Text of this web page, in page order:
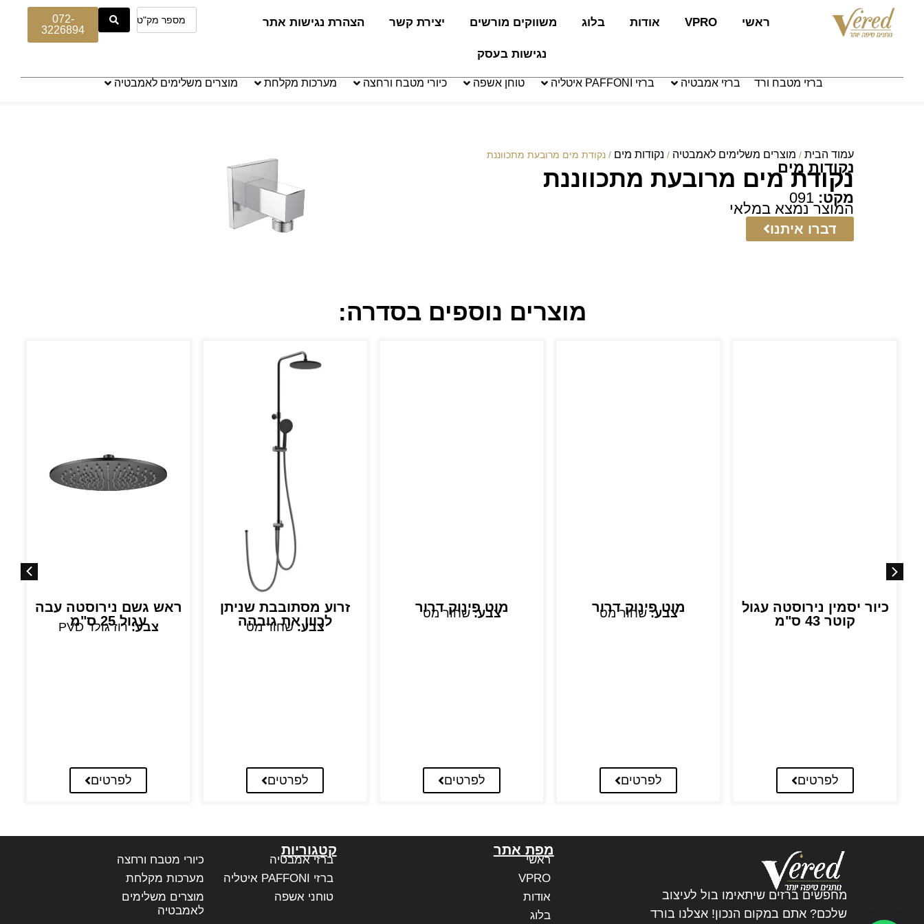
ראשי VPRO אודות בלוג משווקים מורשים יצירת קשר הצהרת נגישות אתר
נגישות בעסק
072-
3226894
ברזי מטבח ורד ברזי אמבטיה ברזי PAFFONI איטליה טוחן אשפה כיורי מטבח ורחצה מערכות מקלחת מוצרים משלימים לאמבטיה
עמוד הבית / מוצרים משלימים לאמבטיה / נקודות מים / נקודת מים מרובעת מתכווננת
נקודות מים
נקודת מים מרובעת מתכווננת
מקט:
המוצר נמצא במלאי
דברו איתנו
מוצרים נוספים בסדרה:
כיור יסמין נירוסטה עגול
קוטר 43 ס"מ
לפרטים
מוט פינוק דרור
צבע:שחור מט
לפרטים
מוט פינוק דרור
צבע:שחור מט
לפרטים
זרוע מסתובבת שניתן
לכוון את גובהה
צבע:שחור מט
לפרטים
ראש גשם נירוסטה עבה
עגול 25 ס"מ
צבע:רוז גולד PVD
לפרטים
מחפשים ברזים שיתאימו בול לעיצוב
שלכם? אתם במקום הנכון! אצלנו בורד
מפת אתר
ראשי
VPRO
אודות
בלוג
קטגוריות
ברזי אמבטיה
ברזי PAFFONI איטליה
טוחני אשפה
כיורי מטבח ורחצה
מערכות מקלחת
מוצרים משלימים
לאמבטיה